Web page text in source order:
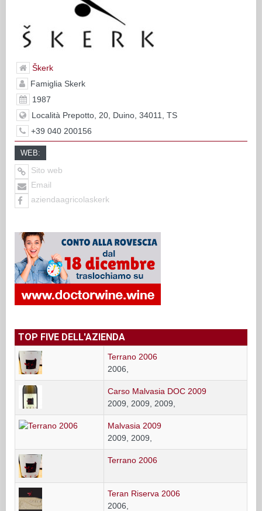
Škerk
Famiglia Skerk
1987
Località Prepotto, 20, Duino, 34011, TS
+39 040 200156
WEB:
Sito web
Email
aziendaagricolaskerk
TOP FIVE DELL'AZIENDA
Terrano 2006
2006,
Carso Malvasia DOC 2009
2009, 2009, 2009,
Malvasia 2009
2009, 2009,
Terrano 2006
Teran Riserva 2006
2006,